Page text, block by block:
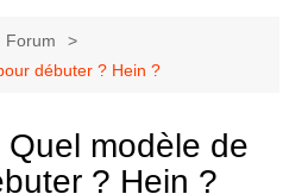
Forum
débuter ? Hein ?
modèle de
? Hein ?